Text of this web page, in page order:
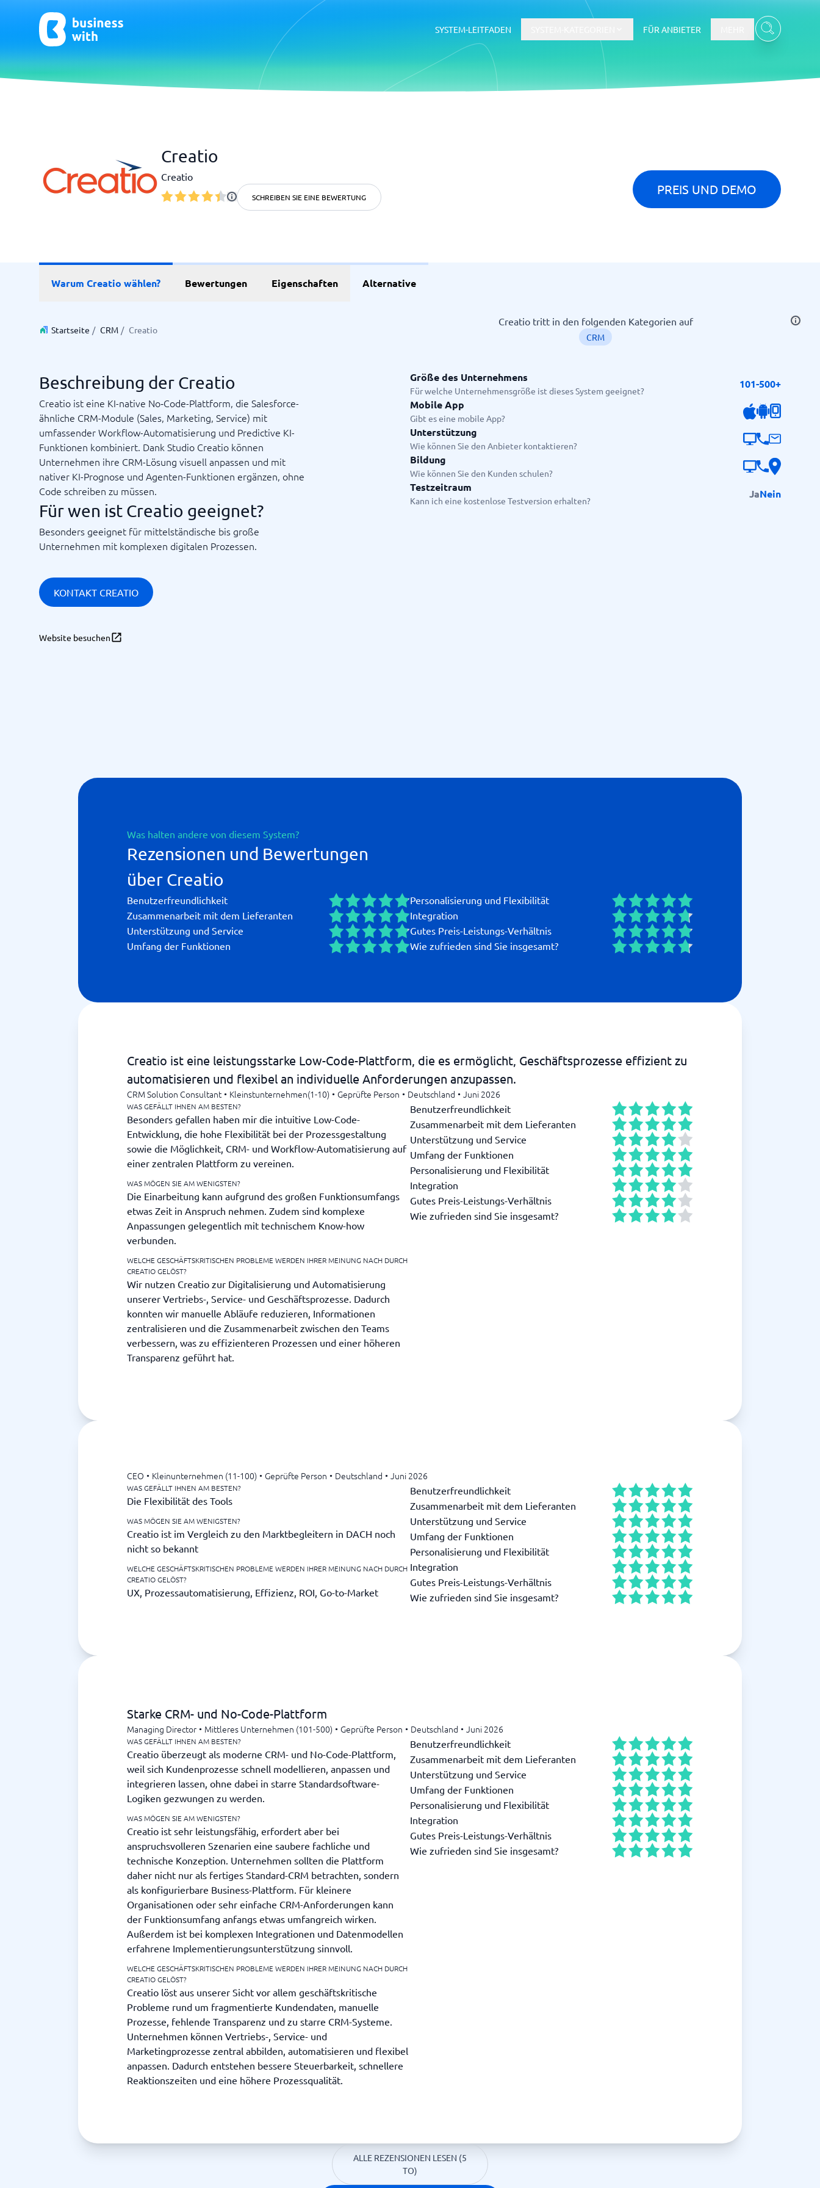
SYSTEM-LEITFADEN
LMS
Personalmanagementsystem
Qualitätsmanagementsystem
Bewerbermanagementsystem
Nicht sicher, welches System?
Der Systemleitfaden findet in wenigen Minuten das Richtige.
Alle Kategorien anzeigen→
FÜR ANBIETER
Creatio
Creatio
SCHREIBEN SIE EINE BEWERTUNG
PREIS UND DEMO
Warum Creatio wählen? Bewertungen Eigenschaften Alternative
Startseite / CRM / Creatio
Creatio tritt in den folgenden Kategorien auf
CRM
Beschreibung der Creatio
Creatio ist eine KI-native No‑Code-Plattform, die Salesforce-
ähnliche CRM-Module (Sales, Marketing, Service) mit
umfassender Workflow-Automatisierung und Predictive KI-
Funktionen kombiniert. Dank Studio Creatio können
Unternehmen ihre CRM-Lösung visuell anpassen und mit
nativer KI-Prognose und Agenten-Funktionen ergänzen, ohne
Code schreiben zu müssen.
Für wen ist Creatio geeignet?
Besonders geeignet für mittelständische bis große
Unternehmen mit komplexen digitalen Prozessen.
KONTAKT CREATIO
Website besuchen
Größe des Unternehmens
Für welche Unternehmensgröße ist dieses System geeignet?
101-500+
Mobile App
Gibt es eine mobile App?
Unterstützung
Wie können Sie den Anbieter kontaktieren?
Bildung
Wie können Sie den Kunden schulen?
Testzeitraum
Kann ich eine kostenlose Testversion erhalten?
JaNein
Was halten andere von diesem System?
Rezensionen und Bewertungen
über Creatio
Benutzerfreundlichkeit
Zusammenarbeit mit dem Lieferanten
Unterstützung und Service
Umfang der Funktionen
Personalisierung und Flexibilität
Integration
Gutes Preis-Leistungs-Verhältnis
Wie zufrieden sind Sie insgesamt?
Creatio ist eine leistungsstarke Low-Code-Plattform, die es ermöglicht, Geschäftsprozesse effizient zu
automatisieren und flexibel an individuelle Anforderungen anzupassen.
CRM Solution Consultant • Kleinstunternehmen(1-10) • Geprüfte Person • Deutschland • Juni 2026
WAS GEFÄLLT IHNEN AM BESTEN?
Besonders gefallen haben mir die intuitive Low-Code-
Entwicklung, die hohe Flexibilität bei der Prozessgestaltung
sowie die Möglichkeit, CRM- und Workflow-Automatisierung auf
einer zentralen Plattform zu vereinen.
WAS MÖGEN SIE AM WENIGSTEN?
Die Einarbeitung kann aufgrund des großen Funktionsumfangs
etwas Zeit in Anspruch nehmen. Zudem sind komplexe
Anpassungen gelegentlich mit technischem Know-how
verbunden.
WELCHE GESCHÄFTSKRITISCHEN PROBLEME WERDEN IHRER MEINUNG NACH DURCH
CREATIO GELÖST?
Wir nutzen Creatio zur Digitalisierung und Automatisierung
unserer Vertriebs-, Service- und Geschäftsprozesse. Dadurch
konnten wir manuelle Abläufe reduzieren, Informationen
zentralisieren und die Zusammenarbeit zwischen den Teams
verbessern, was zu effizienteren Prozessen und einer höheren
Transparenz geführt hat.
Benutzerfreundlichkeit
Zusammenarbeit mit dem Lieferanten
Unterstützung und Service
Umfang der Funktionen
Personalisierung und Flexibilität
Integration
Gutes Preis-Leistungs-Verhältnis
Wie zufrieden sind Sie insgesamt?
CEO • Kleinunternehmen (11-100) • Geprüfte Person • Deutschland • Juni 2026
WAS GEFÄLLT IHNEN AM BESTEN?
Die Flexibilität des Tools
WAS MÖGEN SIE AM WENIGSTEN?
Creatio ist im Vergleich zu den Marktbegleitern in DACH noch
nicht so bekannt
WELCHE GESCHÄFTSKRITISCHEN PROBLEME WERDEN IHRER MEINUNG NACH DURCH
CREATIO GELÖST?
UX, Prozessautomatisierung, Effizienz, ROI, Go-to-Market
Benutzerfreundlichkeit
Zusammenarbeit mit dem Lieferanten
Unterstützung und Service
Umfang der Funktionen
Personalisierung und Flexibilität
Integration
Gutes Preis-Leistungs-Verhältnis
Wie zufrieden sind Sie insgesamt?
Starke CRM- und No-Code-Plattform
Managing Director • Mittleres Unternehmen (101-500) • Geprüfte Person • Deutschland • Juni 2026
WAS GEFÄLLT IHNEN AM BESTEN?
Creatio überzeugt als moderne CRM- und No-Code-Plattform,
weil sich Kundenprozesse schnell modellieren, anpassen und
integrieren lassen, ohne dabei in starre Standardsoftware-
Logiken gezwungen zu werden.
WAS MÖGEN SIE AM WENIGSTEN?
Creatio ist sehr leistungsfähig, erfordert aber bei
anspruchsvolleren Szenarien eine saubere fachliche und
technische Konzeption. Unternehmen sollten die Plattform
daher nicht nur als fertiges Standard-CRM betrachten, sondern
als konfigurierbare Business-Plattform. Für kleinere
Organisationen oder sehr einfache CRM-Anforderungen kann
der Funktionsumfang anfangs etwas umfangreich wirken.
Außerdem ist bei komplexen Integrationen und Datenmodellen
erfahrene Implementierungsunterstützung sinnvoll.
WELCHE GESCHÄFTSKRITISCHEN PROBLEME WERDEN IHRER MEINUNG NACH DURCH
CREATIO GELÖST?
Creatio löst aus unserer Sicht vor allem geschäftskritische
Probleme rund um fragmentierte Kundendaten, manuelle
Prozesse, fehlende Transparenz und zu starre CRM-Systeme.
Unternehmen können Vertriebs-, Service- und
Marketingprozesse zentral abbilden, automatisieren und flexibel
anpassen. Dadurch entstehen bessere Steuerbarkeit, schnellere
Reaktionszeiten und eine höhere Prozessqualität.
Benutzerfreundlichkeit
Zusammenarbeit mit dem Lieferanten
Unterstützung und Service
Umfang der Funktionen
Personalisierung und Flexibilität
Integration
Gutes Preis-Leistungs-Verhältnis
Wie zufrieden sind Sie insgesamt?
ALLE REZENSIONEN LESEN (5
TO)